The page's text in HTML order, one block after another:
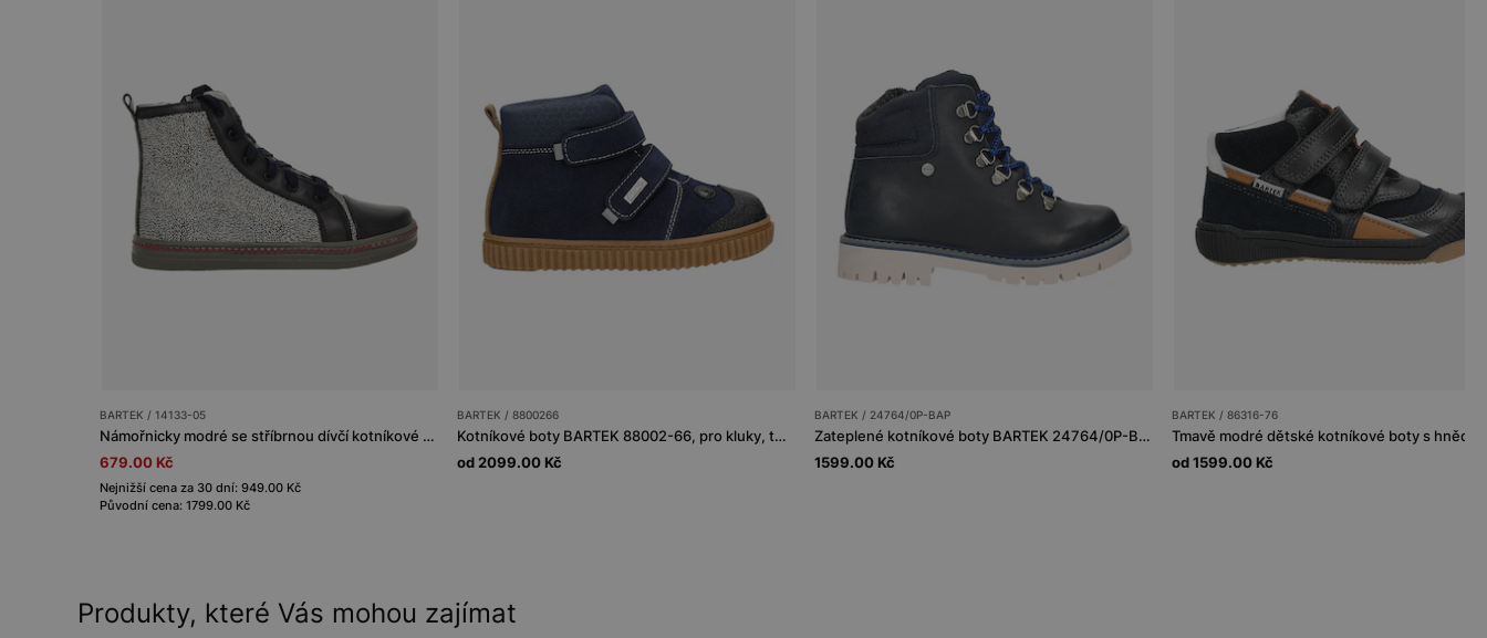
BARTEK / 14133-05
Námořnicky modré se stříbrnou dívčí kotníkové boty BARTEK 14133-05
679.00 Kč
Nejnižší cena za 30 dní: 949.00 Kč
Původní cena: 1799.00 Kč
BARTEK / 8800266
Kotníkové boty BARTEK 88002-66, pro kluky, tmavě modrá + černá
od 2099.00 Kč
BARTEK / 24764/0P-BAP
Zateplené kotníkové boty BARTEK 24764/0P-BAP, tmavě modrá
1599.00 Kč
BARTEK / 86316-76
od 1599.00 Kč
Produkty, které Vás mohou zajímat